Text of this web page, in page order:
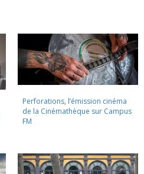
Perforations, l’émission cinéma
de la Cinémathèque sur Campus
FM